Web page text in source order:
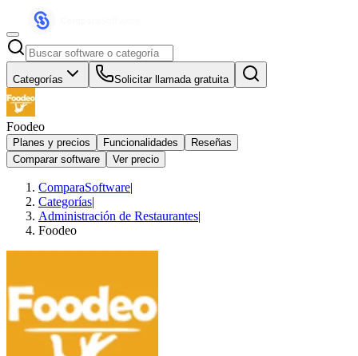
Categorías Solicitar llamada gratuita
Foodeo
Planes y precios Funcionalidades
Reseñas
Comparar software
Ver precio
ComparaSoftware|
Categorías|
Administración de Restaurantes|
Foodeo